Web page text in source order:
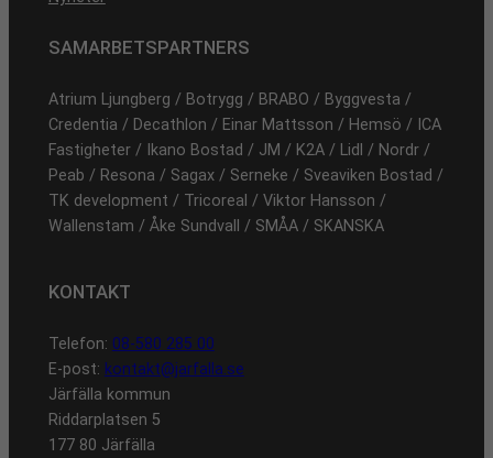
SAMARBETSPARTNERS
Atrium Ljungberg / Botrygg / BRABO / Byggvesta /
Credentia / Decathlon / Einar Mattsson / Hemsö / ICA
Fastigheter / Ikano Bostad / JM / K2A / Lidl / Nordr /
Peab / Resona / Sagax / Serneke / Sveaviken Bostad /
TK development / Tricoreal / Viktor Hansson /
Wallenstam / Åke Sundvall / SMÅA / SKANSKA
KONTAKT
Telefon: 08-580 285 00
E-post: kontakt@jarfalla.se
Järfälla kommun
Riddarplatsen 5
177 80 Järfälla